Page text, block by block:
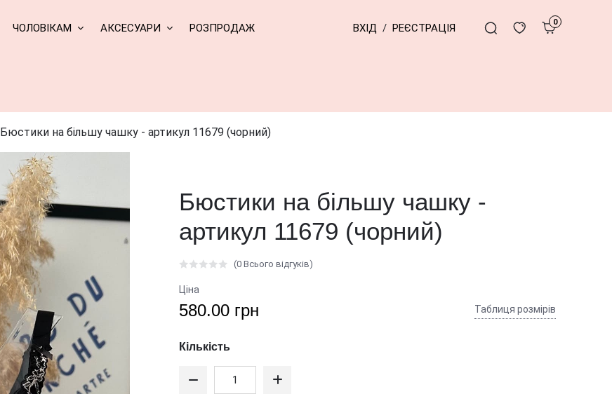
ВХІД / РЕЄСТРАЦІЯ 0
ЧОЛОВІКАМ АКСЕСУАРИ РОЗПРОДАЖ
Бюстики на більшу чашку - артикул 11679 (чорний)
Бюстики на більшу чашку -
артикул 11679 (чорний)
(0 Всього відгуків)
Ціна
580.00 грн Таблиця розмірів
Кількість